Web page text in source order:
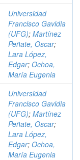
Universidad
Francisco Gavidia
(UFG); Martínez
Peñate, Oscar;
Lara López,
Edgar; Ochoa,
María Eugenia
Universidad
Francisco Gavidia
(UFG); Martínez
Peñate, Oscar;
Lara López,
Edgar; Ochoa,
María Eugenia